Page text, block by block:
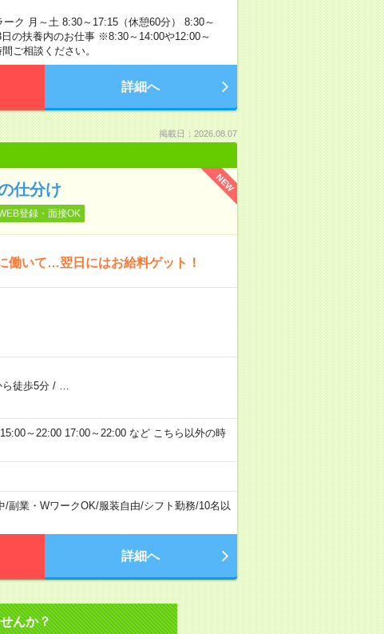
ク 月～土 8:30～17:15（休憩60分） 8:30～
の扶養内のお仕事 ※8:30～14:00や12:00～
ご相談ください。
詳細へ
掲載日：2026.08.07
NEW
仕分け
登録・面接OK
働いて…翌日にはお給料ゲット！
ら徒歩5分/
～22:00 17:00～22:00 など こちら以外の時
/副業・WワークOK/服装自由/シフト勤務/10名以
詳細へ
んか？